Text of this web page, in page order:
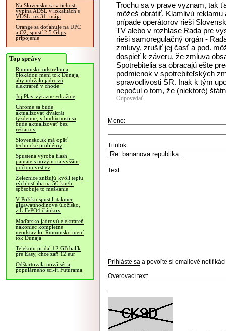
Na Slovensku sa v tichosti
vypína ADSL v lokalitách s
VDSL, už 31. mája
Orange sa doťahuje na UPC
a O2, spustí 2.5 Gbps
pripojenie
Top správy
Rumunsko odstrelmi a
blokádou mení tok Dunaja,
aby udržalo jadrovú
elektráreň v chode
Joj Play výrazne zdražuje
Chrome sa bude
aktualizovať dvakrát
týždenne, v budúcnosti sa
bude aktualizovať bez
reštartov
Slovensko.sk má opäť
technické problémy
Spustená výroba flash
pamäte s novým najvyšším
počtom vrstiev
Železnice znižujú kvôli teplu
rýchlosť iba na 50 km/h,
spôsobuje to meškanie
V Poľsku spustili takmer
gigawatthodinové úložisko,
z LiFePO4 článkov
Maďarsko jadrovú elektráreň
nakoniec kompletne
neodstavilo, Rumunsko mení
tok Dunaja
Telekom pridal 12 GB balík
pre Easy, chce zaň 12 eur
Odštartovala nová séria
populárneho sci-fi Futurama
Trochu sa v prave vyznam, tak
môžeš obrátiť. Klamlivú
prípade operátorov rieši
TV alebo v rozhlase Rada pre
rieši samoregulačný orgán -
zmluvy, zrušiť jej časť a pod.
dospieť k záveru, že zmluva
Spotrebitelia sa obracajú ešte
podmienok v spotrebiteľských
spravodlivosti SR. Inak k tým
nepočul o tom, že (niektoré)
Odpovedať
Meno:
Titulok:
Text:
Prihláste sa a povoľte si emailové
Overovací text: